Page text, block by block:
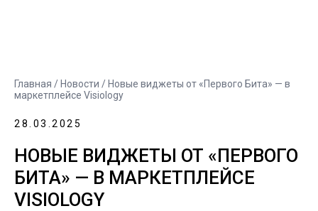
Главная / Новости / Новые виджеты от «Первого Бита» — в
маркетплейсе Visiology
28.03.2025
НОВЫЕ ВИДЖЕТЫ ОТ «ПЕРВОГО
БИТА» — В МАРКЕТПЛЕЙСЕ
VISIOLOGY